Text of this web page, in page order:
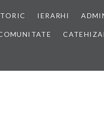
IERARHI